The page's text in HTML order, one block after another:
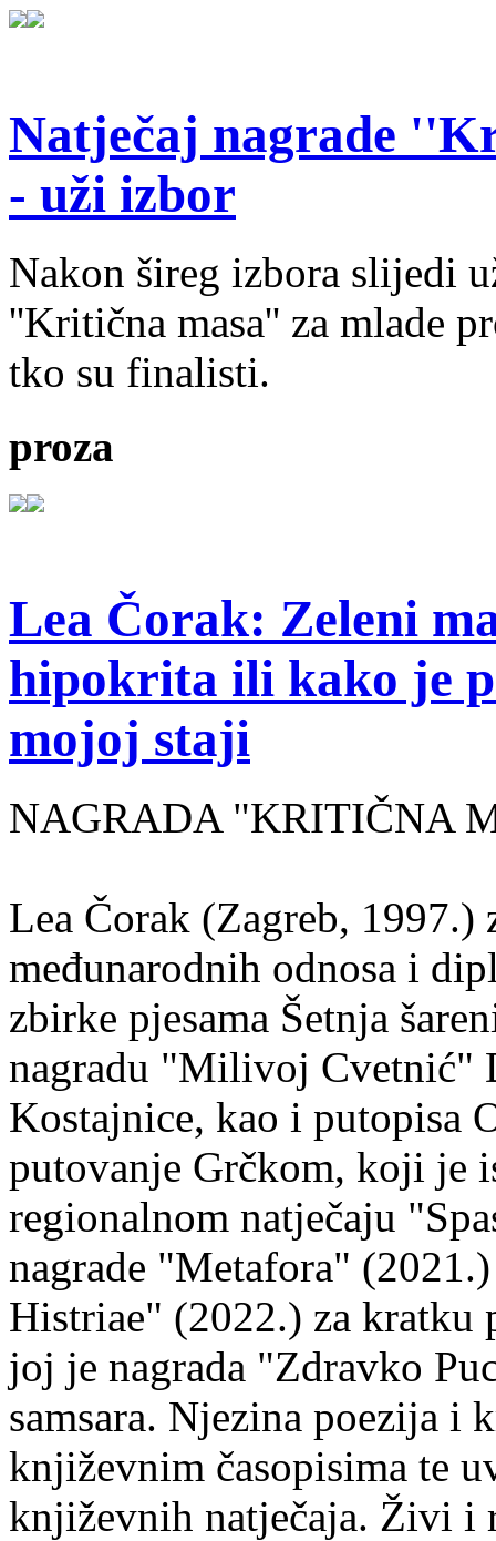
Natječaj nagrade
- uži izbor
Nakon šireg izbora slijedi
''Kritična masa'' za mlade
tko su finalisti.
proza
Lea Čorak: Zeleni
hipokrita ili kako je
mojoj staji
NAGRADA "KRITIČNA
Lea Čorak (Zagreb,
međunarodnih odnosa i
zbirke pjesama Šetnja
nagradu "Milivoj Cvetnić"
Kostajnice, kao i putopisa
putovanje Grčkom, koji je
regionalnom natječaju
nagrade "Metafora"
Histriae" (2022.) za kratku
joj je nagrada "Zdravko
samsara. Njezina poezija i
književnim časopisima te
književnih natječaja. Živi i